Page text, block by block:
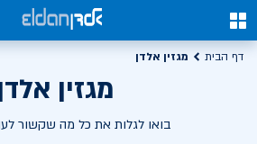
0
דף הבית מגזין אלדן
מגזין
בואו לגלות את כל מה שקשור